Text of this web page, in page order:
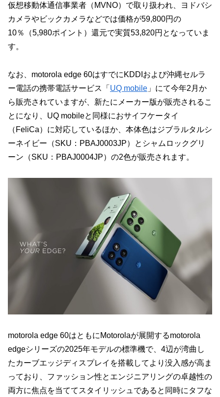
仮想移動体通信事業者（MVNO）で取り扱われ、ヨドバシ
カメラやビックカメラなどでは価格が59,800円の
10％（5,980ポイント）還元で実質53,820円となっていま
す。
なお、motorola edge 60はすでにKDDIおよび沖縄セルラ
ー電話の携帯電話サービス「 UQ mobile 」にて今年2月か
ら販売されていますが、新たにメーカー版が販売されるこ
とになり、UQ mobileと同様におサイフケータイ
（FeliCa）に対応しているほか、本体色はジブラルタルシ
ーネイビー（SKU：PBAJ0003JP）とシャムロックグリ
ーン（SKU：PBAJ0004JP）の2色が販売されます。
motorola edge 60はともにMotorolaが展開するmotorola
edgeシリーズの2025年モデルの標準機で、4辺が湾曲し
たカーブエッジディスプレイを搭載してより没入感が高ま
っており、ファッション性とエンジニアリングの卓越性の
両方に焦点を当ててスタイリッシュであると同時にタフな